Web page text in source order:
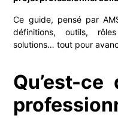
Ce guide, pensé par
définitions, outils,
solutions… tout pour
Qu’est-ce